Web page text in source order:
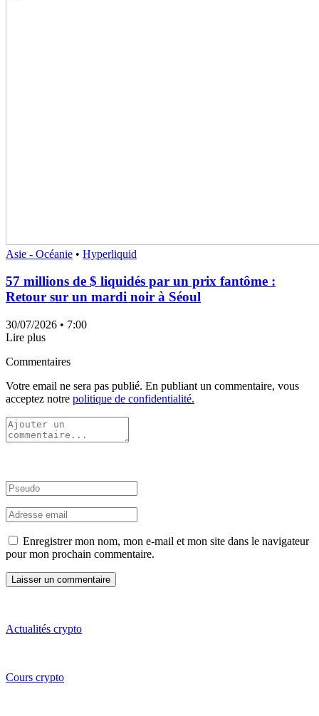
Asie - Océanie • Hyperliquid
57 millions de $ liquidés par un prix fantôme :
Retour sur un mardi noir à Séoul
30/07/2026 • 7:00
Lire plus
Commentaires
Votre email ne sera pas publié. En publiant un commentaire, vous
acceptez notre politique de confidentialité.
Enregistrer mon nom, mon e-mail et mon site dans le navigateur
pour mon prochain commentaire.
Actualités crypto
Cours crypto